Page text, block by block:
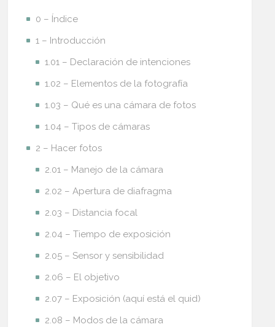
0 – Índice
1 – Introducción
1.01 – Declaración de intenciones
1.02 – Elementos de la fotografía
1.03 – Qué es una cámara de fotos
1.04 – Tipos de cámaras
2 – Hacer fotos
2.01 – Manejo de la cámara
2.02 – Apertura de diafragma
2.03 – Distancia focal
2.04 – Tiempo de exposición
2.05 – Sensor y sensibilidad
2.06 – El objetivo
2.07 – Exposición (aquí está el quid)
2.08 – Modos de la cámara